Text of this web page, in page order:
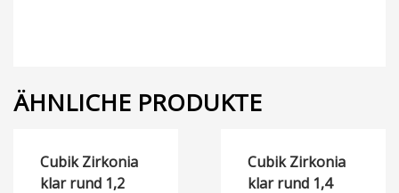
ÄHNLICHE PRODUKTE
Cubik Zirkonia
klar rund 1,2
Cubik Zirkonia
klar rund 1,4